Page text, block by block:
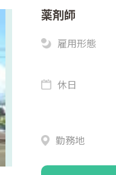
薬剤師
雇用形態
休日
勤務地